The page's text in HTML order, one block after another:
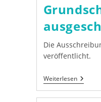
–
U8(w)
Am
Die
veröffentlicht.
Weiterlesen
Schach-